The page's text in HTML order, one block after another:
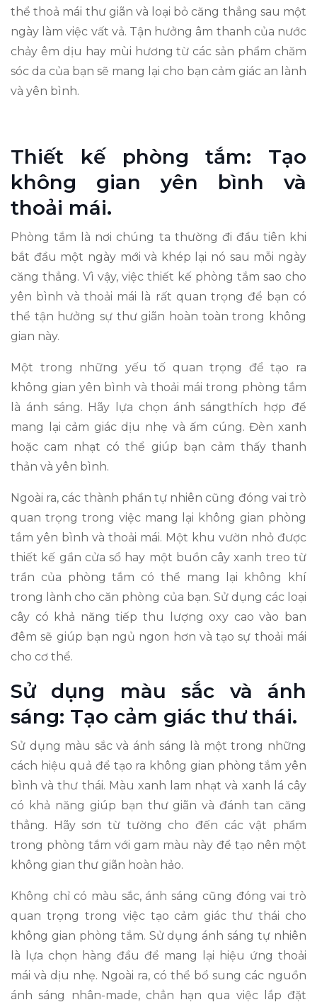
thể thoả mái thư giãn và loại bỏ căng thẳng sau một
ngày làm việc vất vả. Tận hưởng âm thanh của nước
chảy êm dịu hay mùi hương từ các sản phẩm chăm
sóc da của bạn sẽ mang lại cho bạn cảm giác an lành
và yên bình.
Thiết kế phòng tắm: Tạo
không gian yên bình và
thoải mái.
Phòng tắm là nơi chúng ta thường đi đầu tiên khi
bắt đầu một ngày mới và khép lại nó sau mỗi ngày
căng thẳng. Vì vậy, việc thiết kế phòng tắm sao cho
yên bình và thoải mái là rất quan trọng để bạn có
thể tận hưởng sự thư giãn hoàn toàn trong không
gian này.
Một trong những yếu tố quan trọng để tạo ra
không gian yên bình và thoải mái trong phòng tắm
là ánh sáng. Hãy lựa chọn ánh sángthích hợp để
mang lại cảm giác dịu nhẹ và ấm cúng. Đèn xanh
hoặc cam nhạt có thể giúp bạn cảm thấy thanh
thản và yên bình.
Ngoài ra, các thành phần tự nhiên cũng đóng vai trò
quan trọng trong việc mang lại không gian phòng
tắm yên bình và thoải mái. Một khu vườn nhỏ được
thiết kế gần cửa sổ hay một buồn cây xanh treo từ
trần của phòng tắm có thể mang lại không khí
trong lành cho căn phòng của bạn. Sử dụng các loại
cây có khả năng tiếp thu lượng oxy cao vào ban
đêm sẽ giúp bạn ngủ ngon hơn và tạo sự thoải mái
cho cơ thể.
Sử dụng màu sắc và ánh
sáng: Tạo cảm giác thư thái.
Sử dụng màu sắc và ánh sáng là một trong những
cách hiệu quả để tạo ra không gian phòng tắm yên
bình và thư thái. Màu xanh lam nhạt và xanh lá cây
có khả năng giúp bạn thư giãn và đánh tan căng
thẳng. Hãy sơn từ tường cho đến các vật phẩm
trong phòng tắm với gam màu này để tạo nên một
không gian thư giãn hoàn hảo.
Không chỉ có màu sắc, ánh sáng cũng đóng vai trò
quan trọng trong việc tạo cảm giác thư thái cho
không gian phòng tắm. Sử dụng ánh sáng tự nhiên
là lựa chọn hàng đầu để mang lại hiệu ứng thoải
mái và dịu nhẹ. Ngoài ra, có thể bổ sung các nguồn
ánh sáng nhân-made, chẳn hạn qua việc lắp đặt